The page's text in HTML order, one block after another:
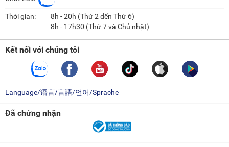
Thời gian:
8h - 20h (Thứ 2 đến Thứ 6)
8h - 17h30 (Thứ 7 và Chủ nhật)
Kết nối với chúng tôi
Language/语言/言語/언어/Sprache
Đã chứng nhận